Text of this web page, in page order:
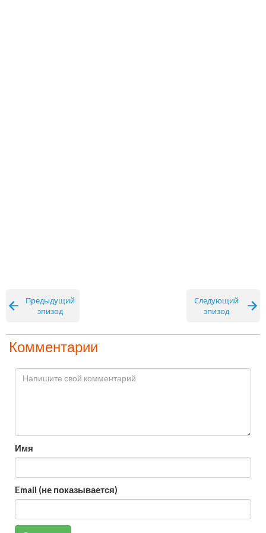
Предыдущий
эпизод
Следующий
эпизод
Комментарии
Имя
Email (не показывается)